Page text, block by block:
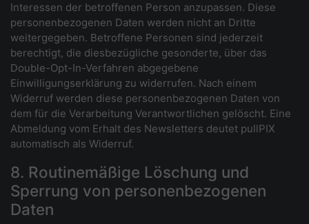
Interessen der betroffenen Person anzupassen. Diese
personenbezogenen Daten werden nicht an Dritte
weitergegeben. Betroffene Personen sind jederzeit
berechtigt, die diesbezügliche gesonderte, über das
Double-Opt-In-Verfahren abgegebene
Einwilligungserklärung zu widerrufen. Nach einem
Widerruf werden diese personenbezogenen Daten von
dem für die Verarbeitung Verantwortlichen gelöscht. Eine
Abmeldung vom Erhalt des Newsletters deutet pullPIX
automatisch als Widerruf.
8. Routinemäßige Löschung und
Sperrung von personenbezogenen
Daten